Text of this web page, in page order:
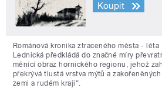
Koupit
Románová kronika ztraceného města - léta
Lednická předkládá do značné míry
měnící obraz hornického regionu, jehož
překrývá tlustá vrstva mýtů a
zemi a rudém kraji“.